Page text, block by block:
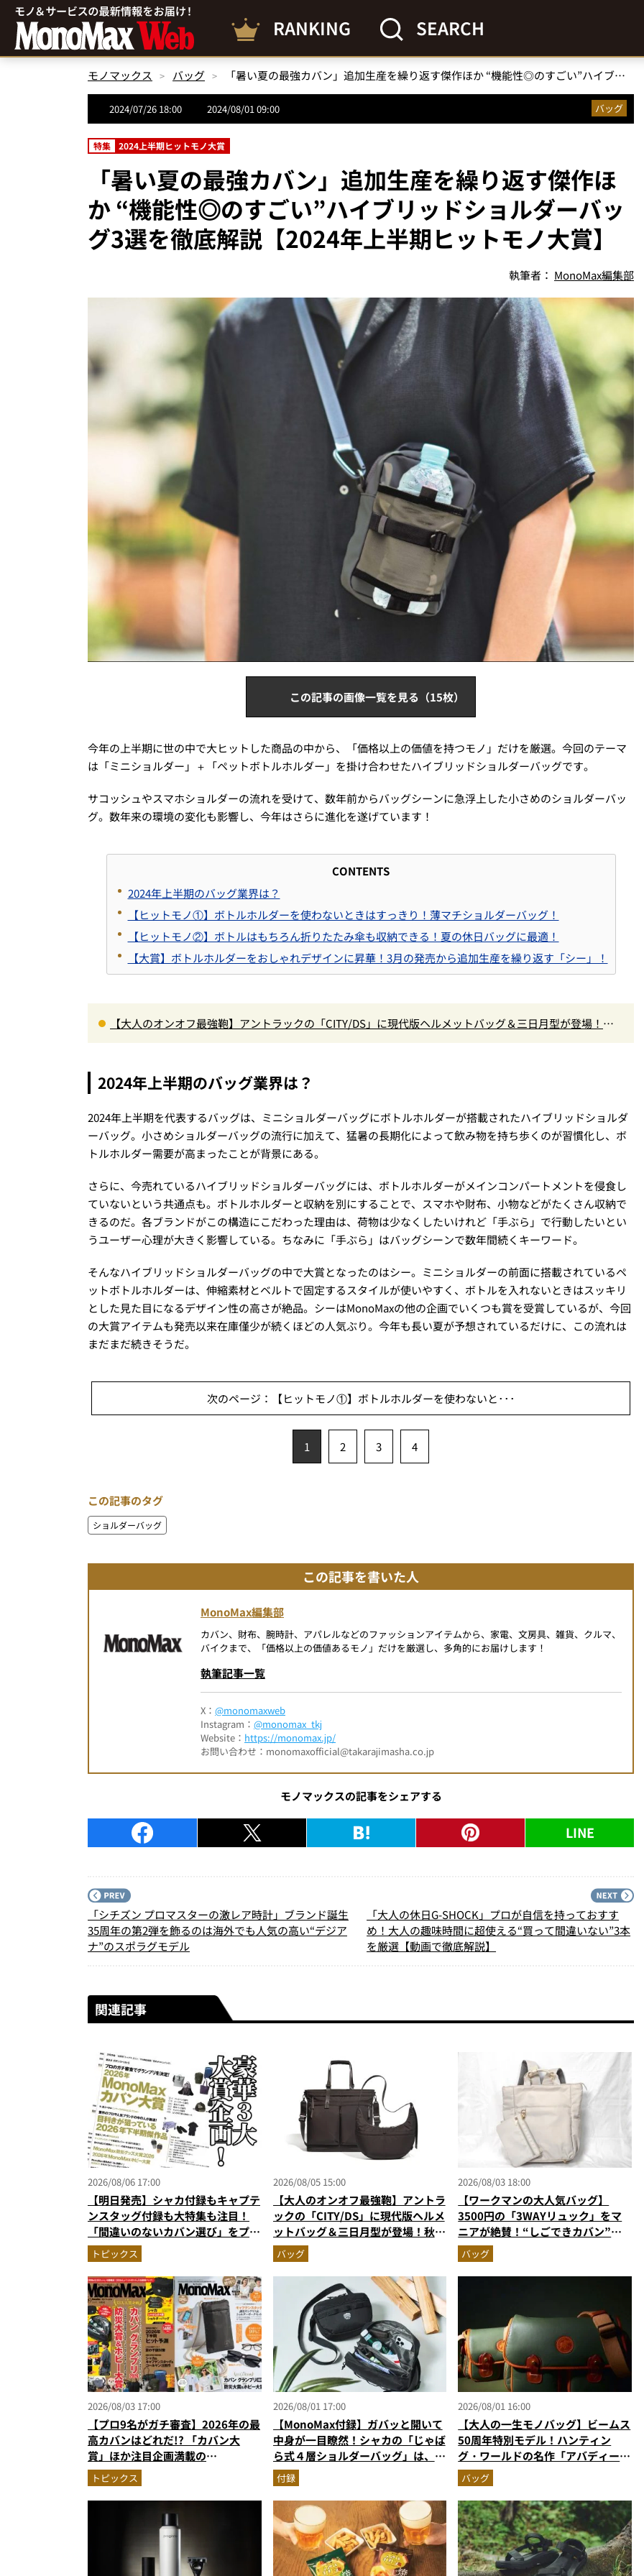
RANKING SEARCH
モノマックス バッグ 「暑い夏の最強カバン」追加生産を繰り返す傑作ほか “機能性◎のすごい”ハイブリッドショルダーバッグ3選を徹底解説【2024年上半期ヒットモノ大賞】
2024/07/26 18:00 2024/08/01 09:00 バッグ
特集 2024上半期ヒットモノ大賞
「暑い夏の最強カバン」追加生産を繰り返す傑作ほ
か “機能性◎のすごい”ハイブリッドショルダーバッ
グ3選を徹底解説【2024年上半期ヒットモノ大賞】
執筆者： MonoMax編集部
この記事の画像一覧を見る（15枚）
今年の上半期に世の中で大ヒットした商品の中から、「価格以上の価値を持つモノ」だけを厳選。今回のテーマ
は「ミニショルダー」＋「ペットボトルホルダー」を掛け合わせたハイブリッドショルダーバッグです。
サコッシュやスマホショルダーの流れを受けて、数年前からバッグシーンに急浮上した小さめのショルダーバッ
グ。数年来の環境の変化も影響し、今年はさらに進化を遂げています！
CONTENTS
2024年上半期のバッグ業界は？
【ヒットモノ①】ボトルホルダーを使わないときはすっきり！薄マチショルダーバッグ！
【ヒットモノ②】ボトルはもちろん折りたたみ傘も収納できる！夏の休日バッグに最適！
【大賞】ボトルホルダーをおしゃれデザインに昇華！3月の発売から追加生産を繰り返す「シー」！
【大人のオンオフ最強鞄】アントラックの「CITY/DS」に現代版ヘルメットバッグ＆三日月型が登場！秋
2024年上半期のバッグ業界は？
2024年上半期を代表するバッグは、ミニショルダーバッグにボトルホルダーが搭載されたハイブリッドショルダ
ーバッグ。小さめショルダーバッグの流行に加えて、猛暑の長期化によって飲み物を持ち歩くのが習慣化し、ボ
トルホルダー需要が高まったことが背景にある。
さらに、今売れているハイブリッドショルダーバッグには、ボトルホルダーがメインコンパートメントを侵食し
ていないという共通点も。ボトルホルダーと収納を別にすることで、スマホや財布、小物などがたくさん収納で
きるのだ。各ブランドがこの構造にこだわった理由は、荷物は少なくしたいけれど「手ぶら」で行動したいとい
うユーザー心理が大きく影響している。ちなみに「手ぶら」はバッグシーンで数年間続くキーワード。
そんなハイブリッドショルダーバッグの中で大賞となったのはシー。ミニショルダーの前面に搭載されているペ
ットボトルホルダーは、伸縮素材とベルトで固定するスタイルが使いやすく、ボトルを入れないときはスッキリ
とした見た目になるデザイン性の高さが絶品。シーはMonoMaxの他の企画でいくつも賞を受賞しているが、今回
の大賞アイテムも発売以来在庫僅少が続くほどの人気ぶり。今年も長い夏が予想されているだけに、この流れは
まだまだ続きそうだ。
次のページ：【ヒットモノ①】ボトルホルダーを使わないと･･･
1 2 3 4
この記事のタグ
ショルダーバッグ
この記事を書いた人
MonoMax編集部
カバン、財布、腕時計、アパレルなどのファッションアイテムから、家電、文房具、雑貨、クルマ、
バイクまで、「価格以上の価値あるモノ」だけを厳選し、多角的にお届けします！
執筆記事一覧
X： @monomaxweb
Instagram： @monomax_tkj
Website： https://monomax.jp/
お問い合わせ：monomaxofficial@takarajimasha.co.jp
モノマックスの記事をシェアする
LINE
「シチズン プロマスターの激レア時計」ブランド誕生
35周年の第2弾を飾るのは海外でも人気の高い“デジア
ナ”のスポラグモデル
「大人の休日G-SHOCK」プロが自信を持っておすす
め！大人の趣味時間に超使える“買って間違いない”3本
を厳選【動画で徹底解説】
関連記事
2026/08/06 17:00
【明日発売】シャカ付録もキャプテ
ンスタッグ付録も大特集も注目！
「間違いのないカバン選び」をプロ
がジャッジ・MonoMax9月号の目
次を公開
トピックス
2026/08/05 15:00
【大人のオンオフ最強鞄】アントラ
ックの「CITY/DS」に現代版ヘルメ
ットバッグ＆三日月型が登場！秋服
に絶対合う新色モールブラウンが傑
作
バッグ
2026/08/03 18:00
【ワークマンの大人気バッグ】
3500円の「3WAYリュック」をマ
ニアが絶賛！“しごできカバン”が
撥水防汚で評判以上に優秀だった
バッグ
2026/08/03 17:00
【プロ9名がガチ審査】2026年の最
高カバンはどれだ!? 「カバン大
賞」ほか注目企画満載の
MonoMax9月号＆増刊の表紙を速
報
トピックス
2026/08/01 17:00
【MonoMax付録】ガバッと開いて
中身が一目瞭然！シャカの「じゃば
ら式４層ショルダーバッグ」は、出
し入れのしやすさも過去最高レベル
だった！
付録
2026/08/01 16:00
【大人の一生モノバッグ】ビームス
50周年特別モデル！ハンティン
グ・ワールドの名作「アバディー
ン」が極上のオールレザーに進化し
て登場
バッグ